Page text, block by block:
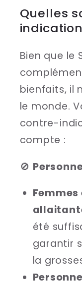
Quelles
Bien que le
bienfaits, il
le monde.
contre-
compte :
🚫
été
garantir
la